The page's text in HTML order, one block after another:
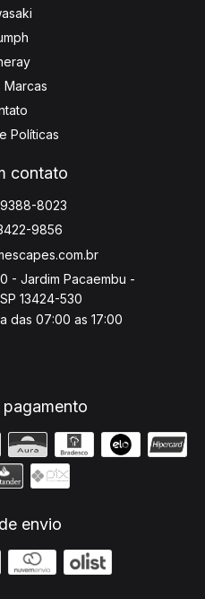
Marcas
Políticas
contato
8023
9856
- Jardim Pacaembu -
13424-530
das 07:00 as 17:00
pagamento
envio